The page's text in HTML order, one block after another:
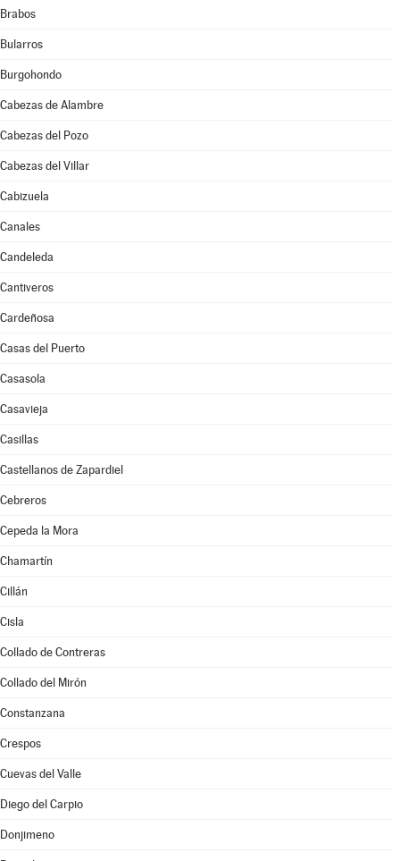
Brabos
Bularros
Burgohondo
Cabezas de Alambre
Cabezas del Pozo
Cabezas del Villar
Cabizuela
Canales
Candeleda
Cantiveros
Cardeñosa
Casas del Puerto
Casasola
Casavieja
Casillas
Castellanos de Zapardiel
Cebreros
Cepeda la Mora
Chamartín
Cillán
Cisla
Collado de Contreras
Collado del Mirón
Constanzana
Crespos
Cuevas del Valle
Diego del Carpio
Donjimeno